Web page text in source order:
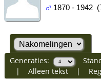
1870 - 1942
Generaties:
| Alleen tekst|